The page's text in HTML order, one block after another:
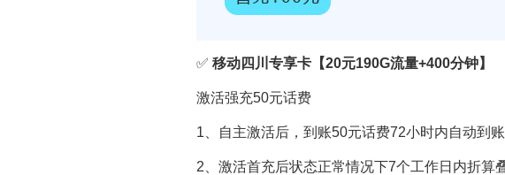
✅ 移动四川专享卡【20元190G流量+400分钟】
激活强充50元话费
1、自主激活后，到账50元话费72小时内自动到
2、激活首充后状态正常情况下7个工作日内折